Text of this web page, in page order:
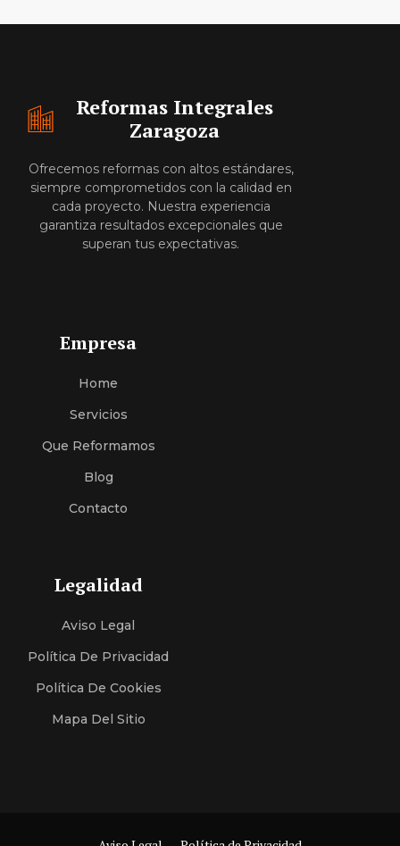
Reformas Integrales
Zaragoza
Ofrecemos reformas con altos estándares,
siempre comprometidos con la calidad en
cada proyecto. Nuestra experiencia
garantiza resultados excepcionales que
superan tus expectativas.
Empresa
Home
ServiciOS
Que Reformamos
Blog
Contacto
Legalidad
Aviso Legal
Política De Privacidad
Política De Cookies
Mapa Del Sitio